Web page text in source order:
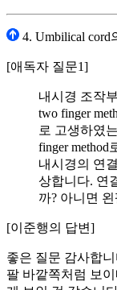
4. Umbilical cord
[애독자 질문1]
내시경 조작
two finger
로 고생하였
finger method
내시경의 연
상합니다. 연
까? 아니면
[이준행의 답변]
좋은 질문 감사합
팔 바깥쪽처럼 보